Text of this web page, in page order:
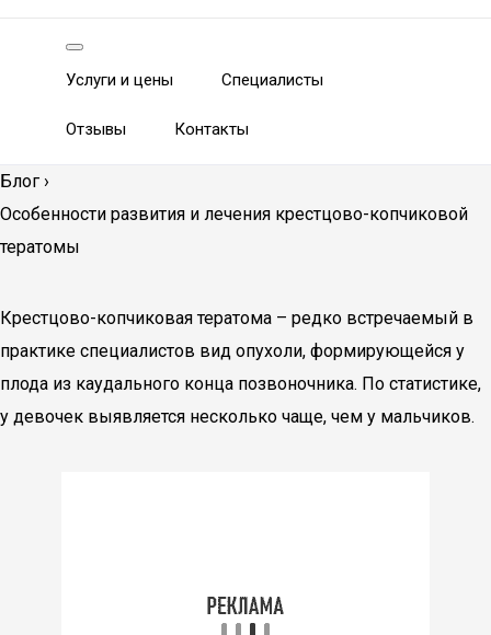
Услуги и цены Специалисты
Отзывы Контакты
Блог ›
Особенности развития и лечения крестцово-копчиковой
тератомы
Крестцово-копчиковая тератома – редко встречаемый в
практике специалистов вид опухоли, формирующейся у
плода из каудального конца позвоночника. По статистике,
у девочек выявляется несколько чаще, чем у мальчиков.